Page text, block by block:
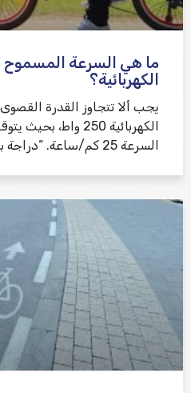
ما هي السرعة المسموح
الكهربائية؟
يجب ألا تتجاوز القدرة
الكهربائية 250
السرعة 25 كم/ساعة. “دراجة بمحرك